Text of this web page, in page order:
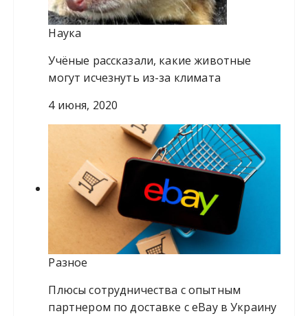
Наука
Учёные рассказали, какие животные
могут исчезнуть из-за климата
4 июня, 2020
Разное
Плюсы сотрудничества с опытным
партнером по доставке с eBay в Украину